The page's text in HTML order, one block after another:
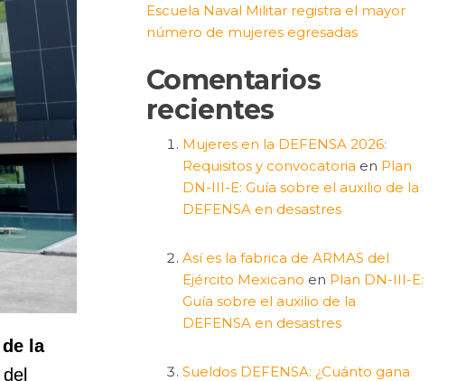
la
Escuela Naval Militar registra el mayor
número de mujeres egresadas
Comentarios
recientes
Mujeres en la DEFENSA 2026:
Requisitos y convocatoria en Plan
DN-III-E: Guía sobre el auxilio de la
DEFENSA en desastres
Así es la fabrica de ARMAS del
Ejército Mexicano en Plan DN-III-E:
Guía sobre el auxilio de la
DEFENSA en desastres
Sueldos DEFENSA: ¿Cuánto gana